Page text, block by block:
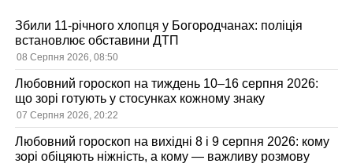
Збили 11-річного хлопця у Богородчанах: поліція
встановлює обставини ДТП
08 Серпня 2026, 08:50
Любовний гороскоп на тиждень 10–16 серпня 2026:
що зорі готують у стосунках кожному знаку
07 Серпня 2026, 20:22
Любовний гороскоп на вихідні 8 і 9 серпня 2026: кому
зорі обіцяють ніжність, а кому — важливу розмову